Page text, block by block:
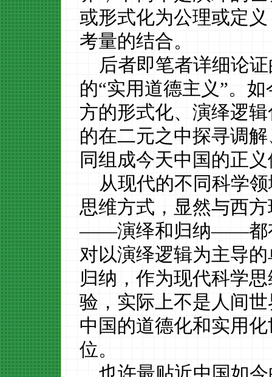
或形式化为公理或定
考量的结合。
后者即笔者详细论
的“实用道德主义”。
方的形式化、演绎逻
的在二元之中探寻调
同组成今天中国的正
从现代的不同科学
思维方式，显然与西
——演绎和归纳——都
对以演绎逻辑为主导
归纳，作为现代科学
验，实际上不是人间
中国的道德化和实用
位。